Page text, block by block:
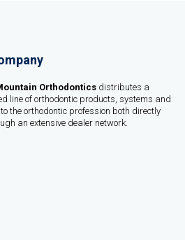
Orthodontics distributes a
line of orthodontic products, systems and
the orthodontic profession both directly
an extensive dealer network.